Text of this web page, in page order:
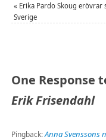
« Erika Pardo Skoug erövrar
Sverige
One Response
Erik Frisendahl
Pingback:Anna Svenssons